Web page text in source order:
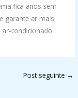
fica anos sem
garante ar mais
condicionado.
Post seguinte →